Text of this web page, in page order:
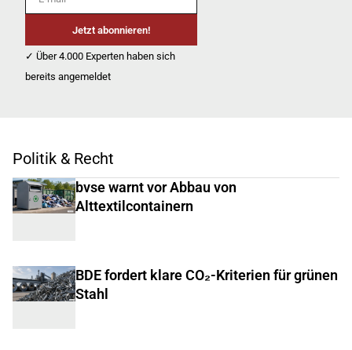
Jetzt abonnieren!
✓ Über 4.000 Experten haben sich
bereits angemeldet
Politik & Recht
bvse warnt vor Abbau von
Alttextilcontainern
BDE fordert klare CO₂-Kriterien für grünen
Stahl